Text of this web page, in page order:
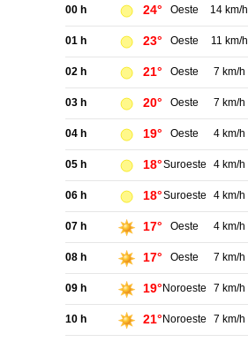
00 h 24° Oeste 14 km/h
01 h 23° Oeste 11 km/h
02 h 21° Oeste 7 km/h
03 h 20° Oeste 7 km/h
04 h 19° Oeste 4 km/h
05 h 18°Suroeste 4 km/h
06 h 18°Suroeste 4 km/h
07 h 17° Oeste 4 km/h
08 h 17° Oeste 7 km/h
09 h 19° Noroeste 7 km/h
10 h 21° Noroeste 7 km/h